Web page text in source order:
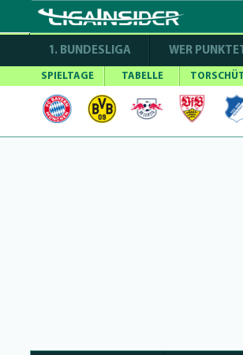
1. BUNDESLIGA WER
SPIELTAGE TABELLE